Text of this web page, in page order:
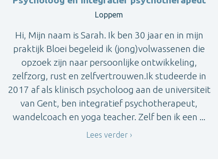
Loppem
Hi, Mijn naam is Sarah. Ik ben 30 jaar en in mijn
praktijk Bloei begeleid ik (jong)volwassenen die
opzoek zijn naar persoonlijke ontwikkeling,
zelfzorg, rust en zelfvertrouwen.Ik studeerde in
2017 af als klinisch psycholoog aan de universiteit
van Gent, ben integratief psychotherapeut,
wandelcoach en yoga teacher. Zelf ben ik een ...
Lees verder